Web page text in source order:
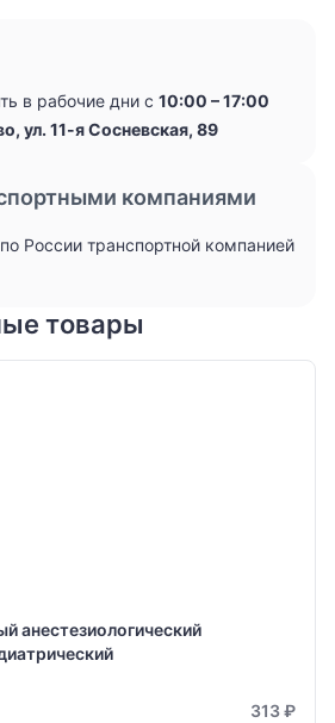
в рабочие дни с 10:00 – 17:00
ул. 11-я Сосневская, 89
компаниями
России транспортной компанией
товары
анестезиологический
313 ₽